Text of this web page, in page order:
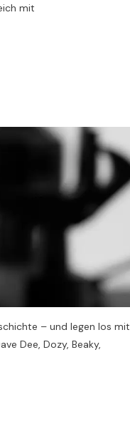
mit
– und legen los
Dee, Dozy, Beaky,